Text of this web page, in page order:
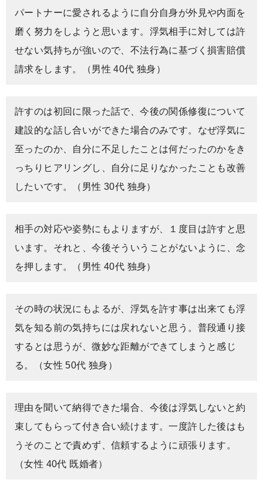
パートナーに愛されるように自分自身が外見や内面を
磨く努力をしようと思います。浮気相手に対しては許
せない気持ちが強いので、不法行為に基づく損害賠償
請求をします。（男性 40代 独身）
許すのは初回に限った話で、今後の関係修復について
建設的な話し合いができた場合のみです。なぜ浮気に
至ったのか、自分に不足したことは何だったのかをき
っちりヒアリングし、自分に足りなかったことも改善
したいです。（男性 30代 独身）
相手の対応や姿勢にもよりますが、１度目は許すと思
います。それと、今後そういうことがないように、念
を押します。（男性 40代 独身）
その時の状況にもよるが、浮気を許す事は出来ても浮
気を知る前の気持ちには戻れないと思う。普段通り接
するとは思うが、微妙な距離ができてしまうと感じ
る。（女性 50代 独身）
理由を聞いて納得できた場合、今後は浮気しないと約
束してもらって付き合い続けます。一度許した後はも
うそのことで責めず、信頼するように頑張ります。
（女性 40代 既婚者）